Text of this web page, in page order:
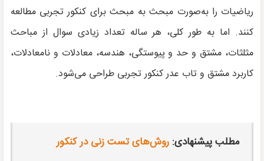
ریاضیات را به‌صورت مبحث به مبحث برای کنکور تجربی مطالعه
کنند. اما به طور کلی، هر ساله تعداد زیادی سوال از مباحث
مثلثات، مشتق و حد و پیوستگی، هندسه، معادلات و نامعادلات،
کاربرد مشتق و تاب عدر کنکور تجربی طراحی می‌شود.
مطلب پیشنهادی: روش‌های تست زنی در کنکور